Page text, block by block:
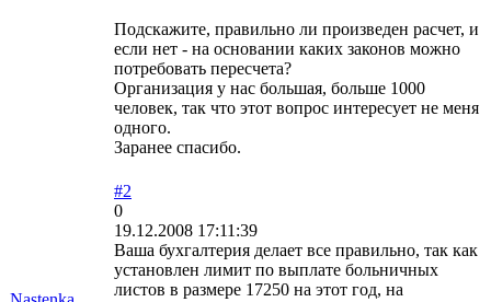
Подскажите, правильно ли произведен расчет, и
если нет - на основании каких законов можно
потребовать пересчета?
Организация у нас большая, больше 1000
человек, так что этот вопрос интересует не меня
одного.
Заранее спасибо.
#2
0
19.12.2008 17:11:39
Ваша бухгалтерия делает все правильно, так как
установлен лимит по выплате больничных
листов в размере 17250 на этот год, на